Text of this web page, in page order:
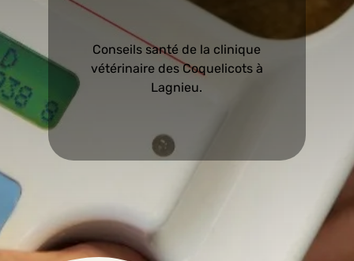
Conseils santé de la clinique
vétérinaire des Coquelicots à
Lagnieu.